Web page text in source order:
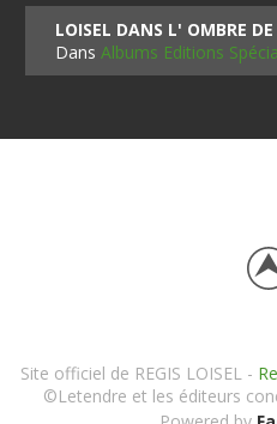
LOISEL DANS L' OMBRE
DansAlbums Editions
Site officiel de REGIS LOISEL -
©Letendre et les éditeurs